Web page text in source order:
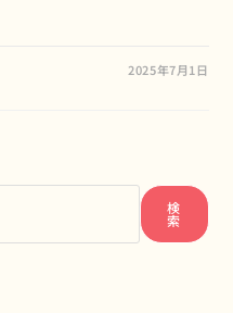
2025年7月1日
検
索